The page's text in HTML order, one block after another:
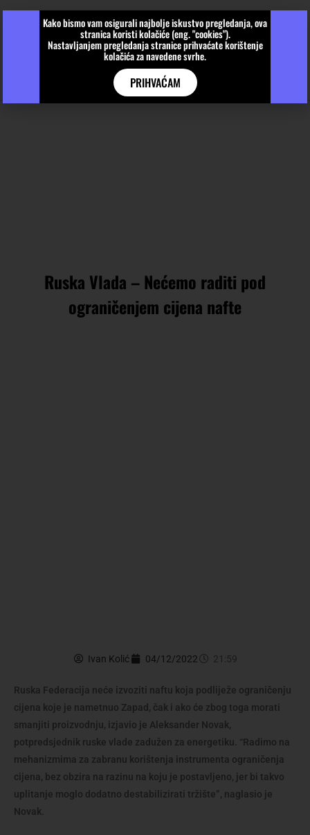
Ruska Vlada – Nećemo raditi pod
ograničenjem cijena nafte
Ivan Kolić 04/12/2022 21:59
Ruska Federacija neće izvoziti naftu koja podliježe ograničenju
cijena koje je nametnuo Zapad, čak i ako će zbog toga morati
smanjiti proizvodnju, izjavio je Aleksander Novak,
potpredsjednik ruske vlade zadužen za energetiku. “Radimo na
mehanizmima za zabranu korištenja instrumenta ograničenja
cijena, bez obzira na razinu na koju je postavljeno, jer bi takvo
uplitanje moglo dodatno destabilizirati tržište”, naglasio je
Novak.
Kako bismo vam osigurali najbolje iskustvo pregledanja, ova
stranica koristi kolačiće (eng. "cookies").
Nastavljanjem pregledanja stranice prihvaćate korištenje
kolačića za navedene svrhe.
PRIHVAĆAM